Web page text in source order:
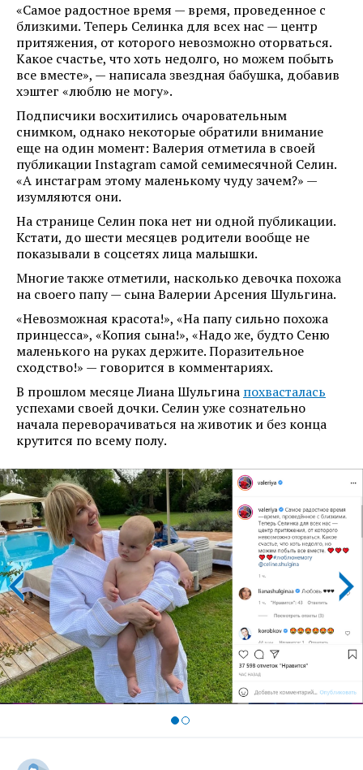
«Самое радостное время — время, проведенное с
близкими. Теперь Селинка для всех нас — центр
притяжения, от которого невозможно оторваться.
Какое счастье, что хоть недолго, но можем побыть
все вместе», — написала звездная бабушка, добавив
хэштег «люблю не могу».
Подписчики восхитились очаровательным
снимком, однако некоторые обратили внимание
еще на один момент: Валерия отметила в своей
публикации Instagram самой семимесячной Селин.
«А инстаграм этому маленькому чуду зачем?» —
изумляются они.
На странице Селин пока нет ни одной публикации.
Кстати, до шести месяцев родители вообще не
показывали в соцсетях лица малышки.
Многие также отметили, насколько девочка похожа
на своего папу — сына Валерии Арсения Шульгина.
«Невозможная красота!», «На папу сильно похожа
принцесса», «Копия сына!», «Надо же, будто Сеню
маленького на руках держите. Поразительное
сходство!» — говорится в комментариях.
В прошлом месяце Лиана Шульгина похвасталась
успехами своей дочки. Селин уже сознательно
начала переворачиваться на животик и без конца
крутится по всему полу.
prev